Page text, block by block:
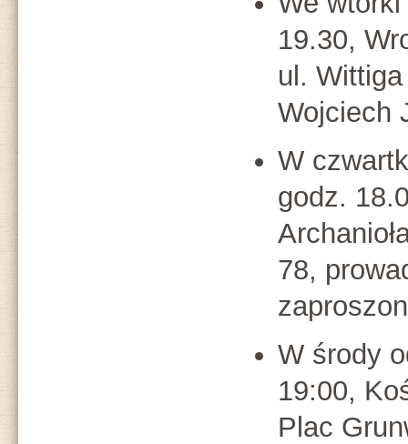
19.30,
ul.
Wojciech
W
godz.
78,
W środy
19:00,
Plac